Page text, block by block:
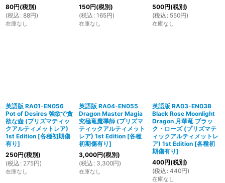
80円(税別)
(税込 : 88円)
在庫なし
150円(税別)
(税込 : 165円)
在庫なし
500円(税別)
(税込 : 550円)
在庫なし
英語版 RA01-EN056
Pot of Desires 強欲で貪
欲な壺 (プリズマティッ
クアルティメットレア)
1st Edition [各種初期傷
有り]
250円(税別)
(税込 : 275円)
在庫なし
英語版 RA04-EN055
Dragon Master Magia
究極竜魔導師 (プリズマ
ティックアルティメット
レア) 1st Edition [各種
初期傷有り]
3,000円(税別)
(税込 : 3,300円)
在庫なし
英語版 RA03-EN038
Black Rose Moonlight
Dragon 月華竜 ブラッ
ク・ローズ (プリズマテ
ィックアルティメットレ
ア) 1st Edition [各種初
期傷有り]
400円(税別)
(税込 : 440円)
在庫なし